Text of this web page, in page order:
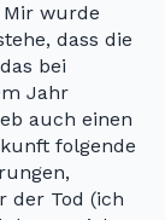
Mir wurde
dass die
bei
Jahr
auch einen
folgende
der Tod (ich